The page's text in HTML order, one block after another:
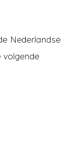
Nederlandse
volgende